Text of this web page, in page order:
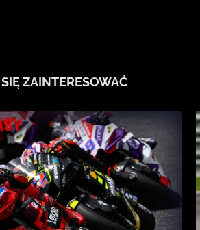
ZAINTERESOWAĆ